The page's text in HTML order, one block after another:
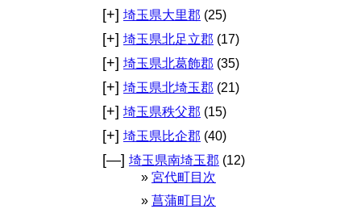
[+] 埼玉県大里郡 (25)
[+] 埼玉県北足立郡 (17)
[+] 埼玉県北葛飾郡 (35)
[+] 埼玉県北埼玉郡 (21)
[+] 埼玉県秩父郡 (15)
[+] 埼玉県比企郡 (40)
[—] 埼玉県南埼玉郡 (12)
宮代町目次
菖蒲町目次